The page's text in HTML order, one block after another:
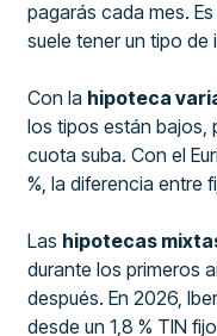
pagarás cada mes.
suele tener un tipo de
Con la hipoteca
los tipos están bajos,
cuota suba. Con el
%, la diferencia entre
Las hipotecas
durante los primeros
después. En 2026,
desde un 1,8 % TIN